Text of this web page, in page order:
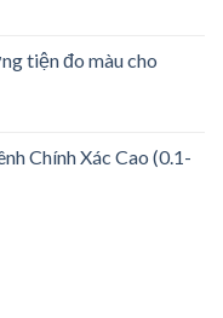
tiện đo màu cho
Chính Xác Cao (0.1-